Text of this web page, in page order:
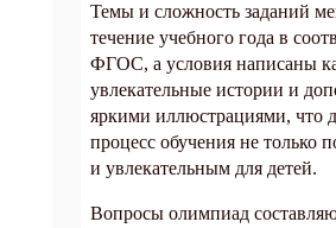
Темы и сложность заданий
течение учебного года в
ФГОС, а условия написаны
увлекательные истории и
яркими иллюстрациями, что
процесс обучения не только
и увлекательным для детей.
Вопросы олимпиад